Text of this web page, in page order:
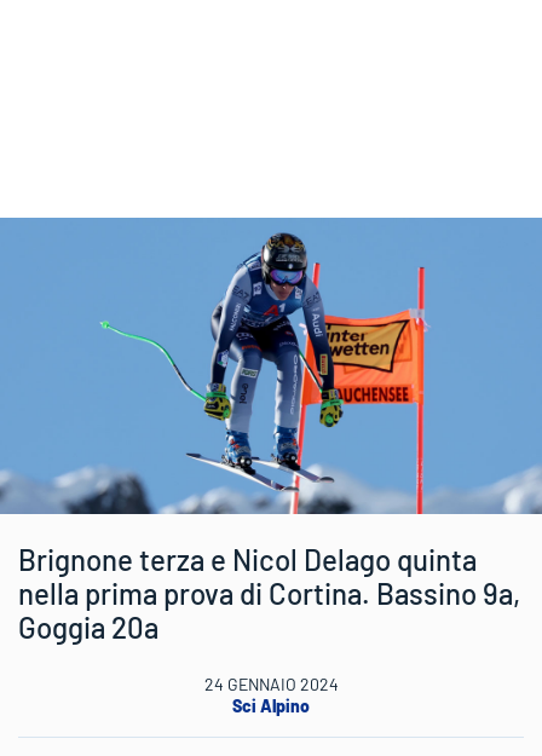
Brignone terza e Nicol Delago quinta
nella prima prova di Cortina. Bassino 9a,
Goggia 20a
24 GENNAIO 2024
Sci Alpino